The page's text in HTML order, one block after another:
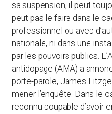
sa suspension, il peut
peut pas le faire dans le
professionnel ou avec
nationale, ni dans une
par les pouvoirs publics.
antidopage (AMA) a
porte-parole, James
mener l’enquête. Dans le
reconnu coupable d’avoir